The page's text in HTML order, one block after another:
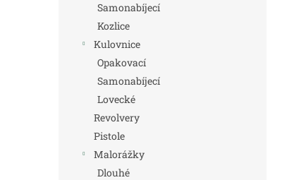
Samonabíjecí
Kozlice
Kulovnice
Opakovací
Samonabíjecí
Lovecké
Revolvery
Pistole
Malorážky
Dlouhé